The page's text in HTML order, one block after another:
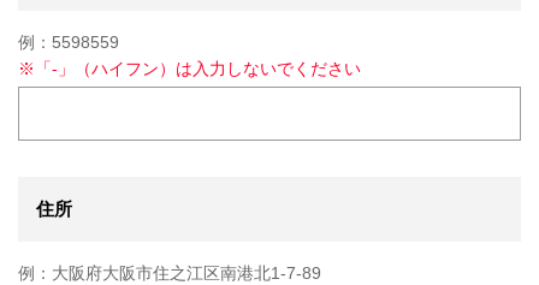
例： 5598559
※
「-」（ハイフン）は入力しないでください
住所
例： 大阪府大阪市住之江区南港北1-7-89